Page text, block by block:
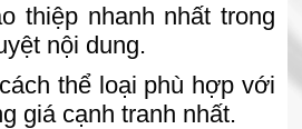
thiệp nhanh nhất trong
nội dung.
thể loại phù hợp với
giá cạnh tranh nhất.